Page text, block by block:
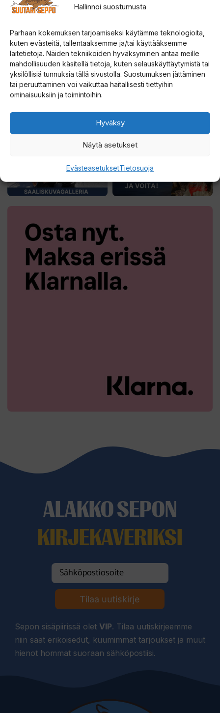
Hallinnoi suostumusta
Parhaan kokemuksen tarjoamiseksi käytämme teknologioita,
kuten evästeitä, tallentaaksemme ja/tai käyttääksemme
laitetietoja. Näiden tekniikoiden hyväksyminen antaa meille
mahdollisuuden käsitellä tietoja, kuten selauskäyttäytymistä tai
yksilöllisiä tunnuksia tällä sivustolla. Suostumuksen jättäminen
tai peruuttaminen voi vaikuttaa haitallisesti tiettyihin
ominaisuuksiin ja toimintoihin.
Hyväksy
Näytä asetukset
EvästeasetuksetTietosuoja
ALAKKO SEPON
KIRJEKAVERIKSI
Tilaa uutiskirje
Sepon sisäpiirissä olet VIP. Tilaa uutiskirjeemme
niin saat erikoisedut, kuumimmat tarjoukset ja muut
hienot hommat suoraan sähköpostiisi.